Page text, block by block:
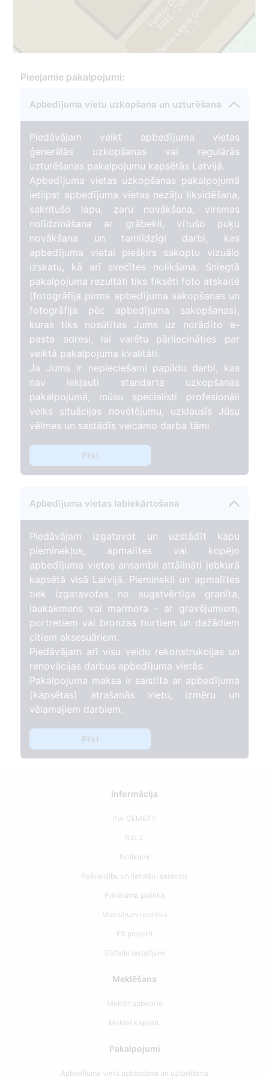
1
9
2
1
-
2
0
0
2
Derka-Lejiņa Ģimene
?
Pieejamie pakalpojumi:
Apbedījuma vietu uzkopšana un uzturēšana
Piedāvājam veikt apbedījuma vietas
ģenerālās uzkopšanas vai regulārās
uzturēšanas pakalpojumu kapsētās Latvijā.
Apbedījuma vietas uzkopšanas pakalpojumā
ietilpst apbedījuma vietas nezāļu likvidēšana,
sakritušo lapu, zaru novākšana, virsmas
nolīdzināšana ar grābekli, vītušo puķu
novākšana un tamlīdzīgi darbi, kas
apbedījuma vietai piešķirs sakoptu vizuālo
izskatu, kā arī svecītes nolikšana. Sniegtā
pakalpojuma rezultāti tiks fiksēti foto atskaitē
(fotogrāfija pirms apbedījuma sakopšanas un
fotogrāfija pēc apbedījuma sakopšanas),
kuras tiks nosūtītas Jums uz norādīto e-
pasta adresi, lai varētu pārliecināties par
veiktā pakalpojuma kvalitāti.
Ja Jums ir nepieciešami papildu darbi, kas
nav iekļauti standarta uzkopšanas
pakalpojumā, mūsu specialisti profesionāli
veiks situācijas novētējumu, uzklausīs Jūsu
vēlmes un sastādīs veicamo darba tāmi
Pirkt
Apbedījuma vietas labiekārtošana
Piedāvājam izgatavot un uzstādīt kapu
pieminekļus, apmalītes vai kopējo
apbedījuma vietas ansambli attālināti jebkurā
kapsētā visā Latvijā. Pieminekļi un apmalītes
tiek izgatavotas no augstvērtīga granīta,
laukakmens vai marmora - ar gravējumiem,
portretiem vai bronzas burtiem un dažādiem
citiem aksesuāriem.
Piedāvājam arī visu veidu rekonstrukcijas un
renovācijas darbus apbedījuma vietās.
Pakalpojuma maksa ir saistīta ar apbedījuma
(kapsētas) atrašanās vietu, izmēru un
vēlamajiem darbiem.
Pirkt
Informācija
Par CEMETY
B.U.J.
Notikumi
Pašvaldību un lietotāju saraksts
Privātuma politika
Maksājumu politika
ES projekti
Sīkfailu iestatījumi
Meklēšana
Meklēt apbedīto
Meklēt kapsētu
Pakalpojumi
Apbedījuma vietu uzkopšana un uzturēšana